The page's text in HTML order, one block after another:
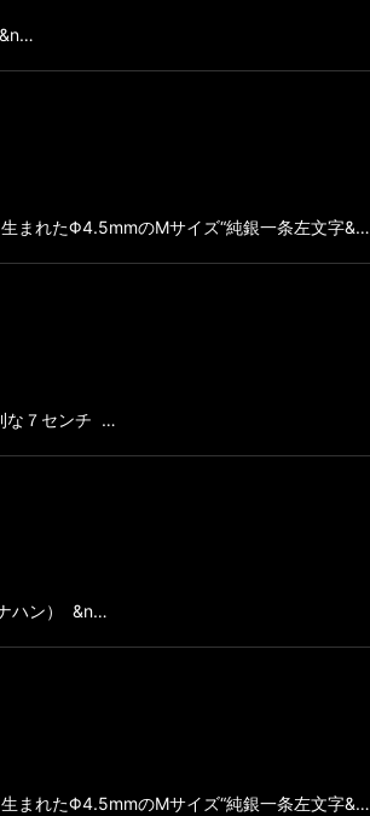
まれたΦ4.5mmのMサイズ“純銀一条左文字&…
な７センチ …
ハン） &n…
まれたΦ4.5mmのMサイズ“純銀一条左文字&…